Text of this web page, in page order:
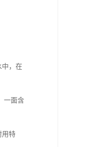
中，在
一面含
用特